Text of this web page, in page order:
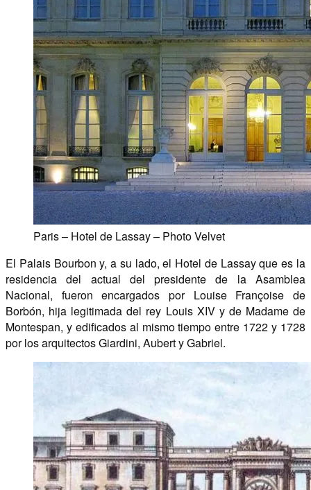
Paris – Hotel de Lassay – Photo Velvet
El Palais Bourbon y, a su lado, el Hotel de Lassay que es la
residencia del actual del presidente de la Asamblea
Nacional, fueron encargados por Louise Françoise de
Borbón, hija legitimada del rey Louis XIV y de Madame de
Montespan, y edificados al mismo tiempo entre 1722 y 1728
por los arquitectos Giardini, Aubert y Gabriel.